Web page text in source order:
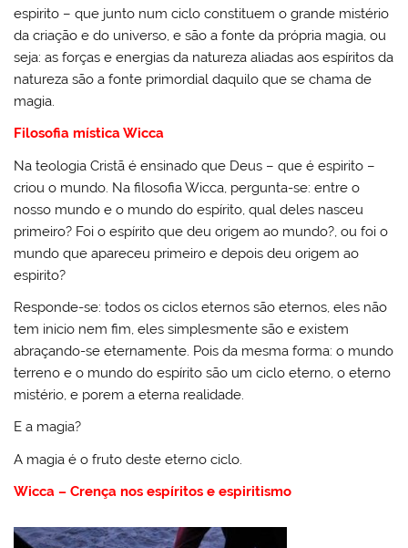
espirito – que junto num ciclo constituem o grande mistério
da criação e do universo, e são a fonte da própria magia, ou
seja: as forças e energias da natureza aliadas aos espíritos da
natureza são a fonte primordial daquilo que se chama de
magia.
Filosofia mística Wicca
Na teologia Cristã é ensinado que Deus – que é espirito –
criou o mundo. Na filosofia Wicca, pergunta-se: entre o
nosso mundo e o mundo do espírito, qual deles nasceu
primeiro? Foi o espírito que deu origem ao mundo?, ou foi o
mundo que apareceu primeiro e depois deu origem ao
espirito?
Responde-se: todos os ciclos eternos são eternos, eles não
tem inicio nem fim, eles simplesmente são e existem
abraçando-se eternamente. Pois da mesma forma: o mundo
terreno e o mundo do espírito são um ciclo eterno, o eterno
mistério, e porem a eterna realidade.
E a magia?
A magia é o fruto deste eterno ciclo.
Wicca – Crença nos espíritos e espiritismo